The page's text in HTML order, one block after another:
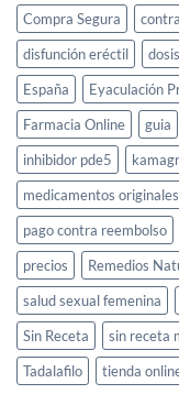
Compra Segura
disfunción eréctil
España
Eyaculación
Farmacia Online
guia
inhibidor pde5
medicamentos originales
pago contra reembolso
precios
Remedios
salud sexual femenina
Sin Receta
sin receta
Tadalafilo
tienda